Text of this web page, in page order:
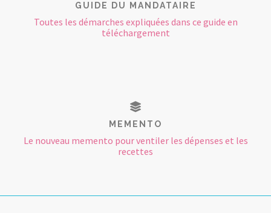
GUIDE DU MANDATAIRE
Toutes les démarches expliquées dans ce guide en
téléchargement
MEMENTO
Le nouveau memento pour ventiler les dépenses et les
recettes